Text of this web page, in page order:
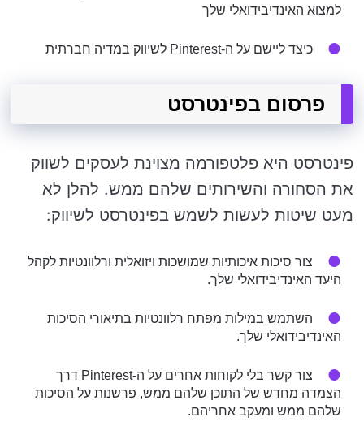
למצוא האינדיבידואלי שלך
כיצד ליישם על ה-Pinterest לשיווק במדיה חברתית
פרסום בפינטרסט
פינטרסט היא פלטפורמה מצוינת לעסקים לשווק
את הסחורה והשירותים שלהם ממש. להלן לא
מעט שיטות לעשות לשמש בפינטרסט לשיווק:
צור סיכות איכותיות שמושכות ויזואלית ורלוונטיות לקהל
היעד האינדיבידואלי שלך.
השתמש במילות מפתח רלוונטיות בתיאורי הסיכות
האינדיבידואלי שלך.
צור קשר בלי לקוחות אחרים על ה-Pinterest דרך
הצמדה מחדש של התוכן שלהם ממש, פרשנות על הסיכות
שלהם ממש ומעקב אחריהם.